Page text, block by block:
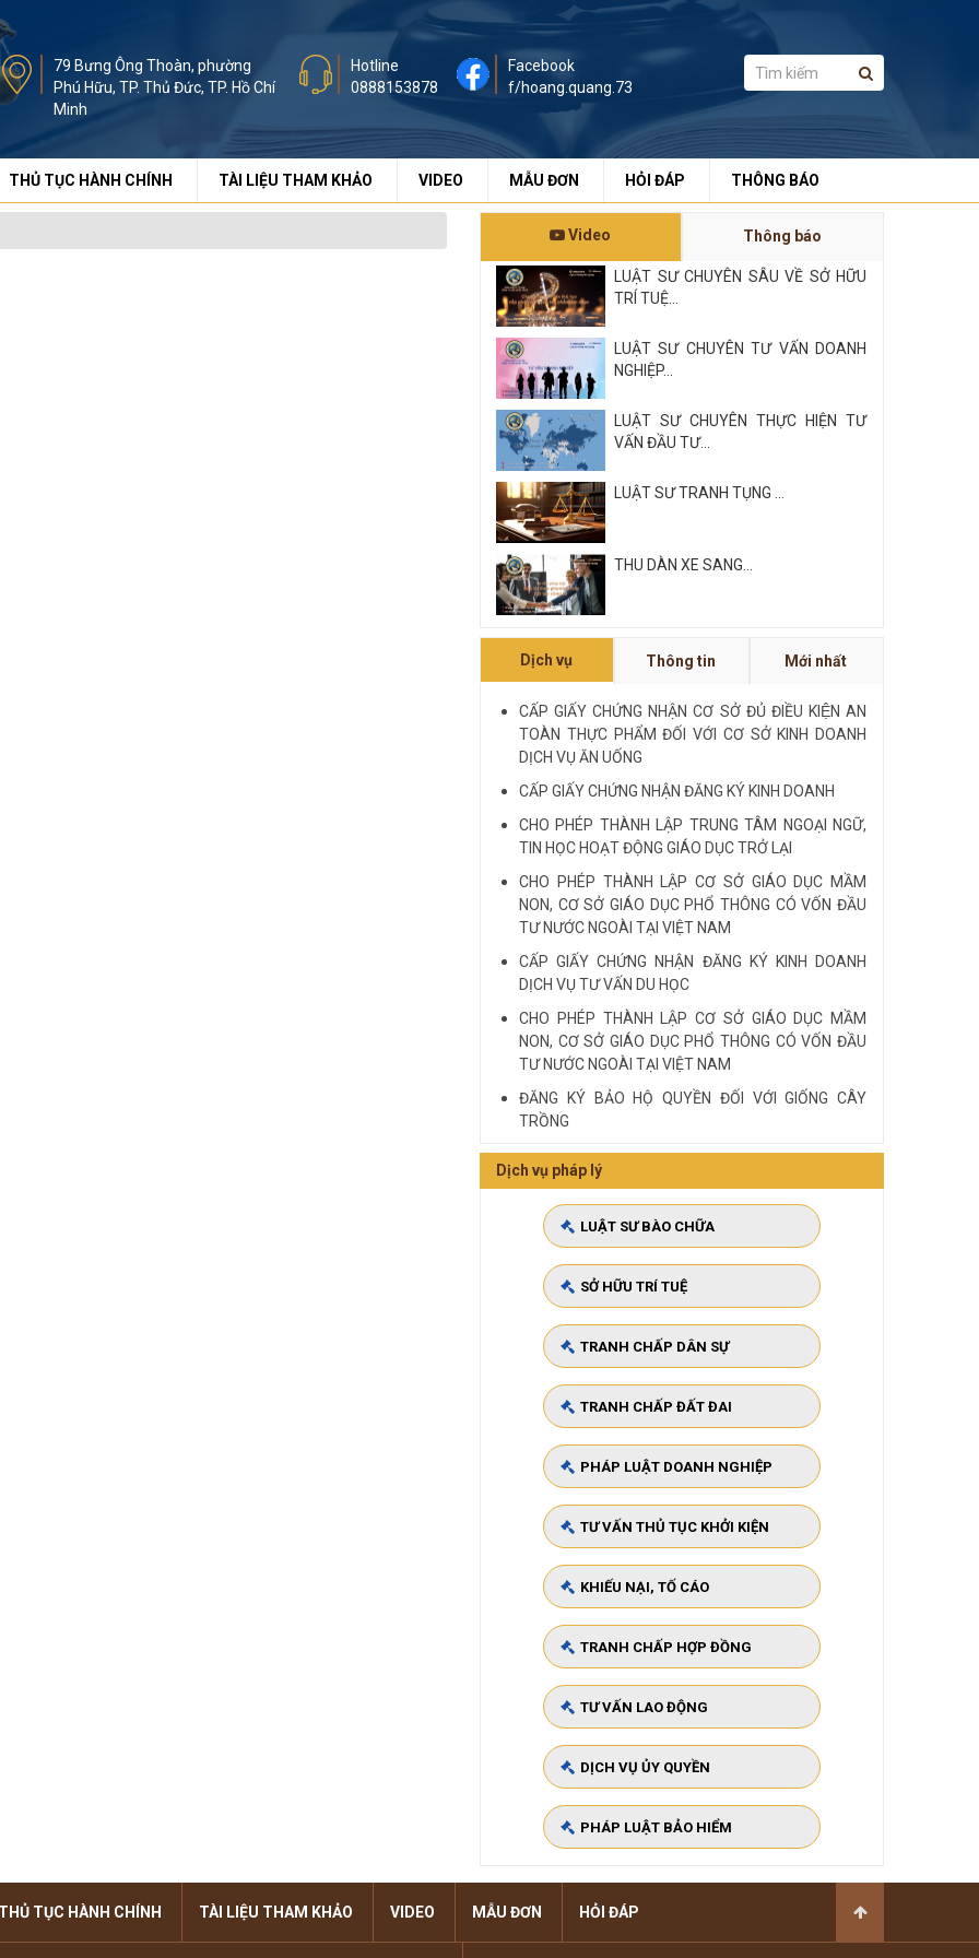
79 Bưng Ông Thoàn, phường
Phú Hữu, TP. Thủ Đức, TP. Hồ Chí
Minh
Hotline
0888153878
Facebook
f/hoang.quang.73
THỦ TỤC HÀNH CHÍNH TÀI LIỆU THAM KHẢO VIDEO MẪU ĐƠN HỎI ĐÁP THÔNG BÁO
Video Thông báo
LUẬT SƯ CHUYÊN SÂU VỀ SỞ HỮU
TRÍ TUỆ...
LUẬT SƯ CHUYÊN TƯ VẤN DOANH
NGHIỆP...
LUẬT SƯ CHUYÊN THỰC HIỆN TƯ
VẤN ĐẦU TƯ...
LUẬT SƯ TRANH TỤNG ...
THU DÀN XE SANG...
NỘI QUY VÀ QUY CHẾ CÔNG TY
LUẬT SƯ CHUYÊN VỀ HÌNH SỰ...
Dịch vụ Thông tin Mới nhất
CẤP GIẤY CHỨNG NHẬN CƠ SỞ ĐỦ ĐIỀU KIỆN AN
TOÀN THỰC PHẨM ĐỐI VỚI CƠ SỞ KINH DOANH
DỊCH VỤ ĂN UỐNG
CẤP GIẤY CHỨNG NHẬN ĐĂNG KÝ KINH DOANH
CHO PHÉP THÀNH LẬP TRUNG TÂM NGOẠI NGỮ,
TIN HỌC HOẠT ĐỘNG GIÁO DỤC TRỞ LẠI
CHO PHÉP THÀNH LẬP CƠ SỞ GIÁO DỤC MẦM
NON, CƠ SỞ GIÁO DỤC PHỔ THÔNG CÓ VỐN ĐẦU
TƯ NƯỚC NGOÀI TẠI VIỆT NAM
CẤP GIẤY CHỨNG NHẬN ĐĂNG KÝ KINH DOANH
DỊCH VỤ TƯ VẤN DU HỌC
CHO PHÉP THÀNH LẬP CƠ SỞ GIÁO DỤC MẦM
NON, CƠ SỞ GIÁO DỤC PHỔ THÔNG CÓ VỐN ĐẦU
TƯ NƯỚC NGOÀI TẠI VIỆT NAM
ĐĂNG KÝ BẢO HỘ QUYỀN ĐỐI VỚI GIỐNG CÂY
TRỒNG
HIỆU LỰC ĐỐI KHÁNG VỚI BÊN THỨ BA
Quy định cá nhân nhận thế chấp QSD đất, tài sản
gắn liền với đất
VĂN PHÒNG LUẬT SƯ TƯ VẤN MIỄN PHÍ QUA ĐIỆN
THOẠI TẠI TP HCM
Xem tất cả
Dịch vụ pháp lý
LUẬT SƯ BÀO CHỮA
SỞ HỮU TRÍ TUỆ
TRANH CHẤP DÂN SỰ
TRANH CHẤP ĐẤT ĐAI
PHÁP LUẬT DOANH NGHIỆP
TƯ VẤN THỦ TỤC KHỞI KIỆN
KHIẾU NẠI, TỐ CÁO
TRANH CHẤP HỢP ĐỒNG
TƯ VẤN LAO ĐỘNG
DỊCH VỤ ỦY QUYỀN
PHÁP LUẬT BẢO HIỂM
THỦ TỤC HÀNH CHÍNH TÀI LIỆU THAM KHẢO VIDEO MẪU ĐƠN HỎI ĐÁP